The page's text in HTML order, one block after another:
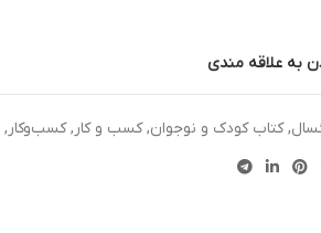
به علاقه مندی
, کتاب کودک و نوجوان, کسب و کار, کسب‌وکار,